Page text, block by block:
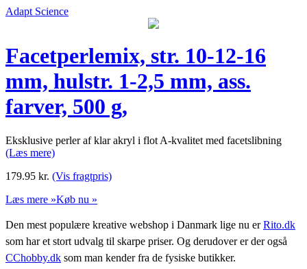
Adapt Science
Facetperlemix, str. 10-12-16
mm, hulstr. 1-2,5 mm, ass.
farver, 500 g,
Eksklusive perler af klar akryl i flot A-kvalitet med facetslibning
(Læs mere)
179.95 kr. (Vis fragtpris)
Læs mere »Køb nu »
Den mest populære kreative webshop i Danmark lige nu erRito.dk
som har et stort udvalg til skarpe priser. Og derudover er der også
CChobby.dk som man kender fra de fysiske butikker.